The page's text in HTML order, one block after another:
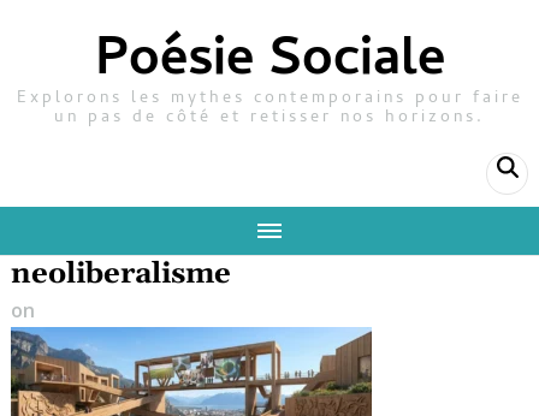
Poésie Sociale
Explorons les mythes contemporains pour faire
un pas de côté et retisser nos horizons.
neoliberalisme
on